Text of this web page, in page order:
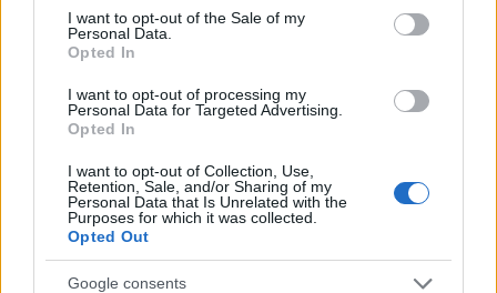
consent section.
I want to opt-out of the Sale of my
Personal Data.
Opted In
I want to opt-out of processing my
Personal Data for Targeted Advertising.
Opted In
I want to opt-out of Collection, Use,
Retention, Sale, and/or Sharing of my
Personal Data that Is Unrelated with the
Purposes for which it was collected.
Opted Out
Google consents
Continua a leggere